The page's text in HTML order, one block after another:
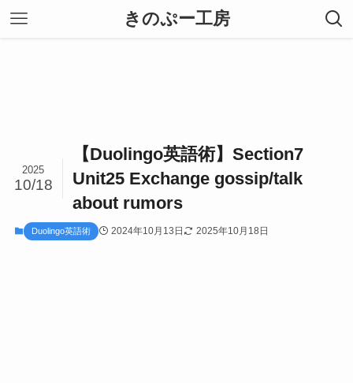
きのぷー工房
【Duolingo英語術】Section7
Unit25 Exchange gossip/talk
about rumors
2025
10/18
Duolingo英語術 2024年10月13日 2025年10月18日